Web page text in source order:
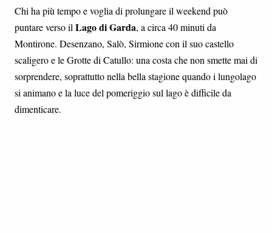
Chi ha più tempo e voglia di prolungare il weekend può
puntare verso il Lago di Garda, a circa 40 minuti da
Montirone. Desenzano, Salò, Sirmione con il suo castello
scaligero e le Grotte di Catullo: una costa che non smette mai di
sorprendere, soprattutto nella bella stagione quando i lungolago
si animano e la luce del pomeriggio sul lago è difficile da
dimenticare.